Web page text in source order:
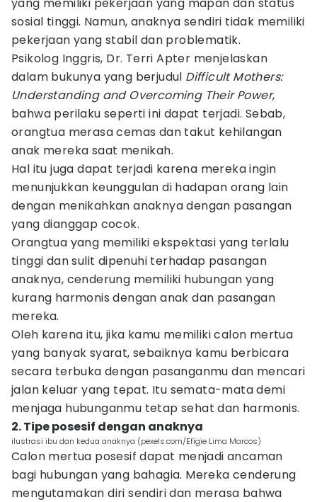
sosial tinggi. Namun, anaknya sendiri tidak memiliki
pekerjaan yang stabil dan problematik.
Psikolog Inggris, Dr. Terri Apter menjelaskan
dalam bukunya yang berjudul Difficult Mothers:
Understanding and Overcoming Their Power,
bahwa perilaku seperti ini dapat terjadi. Sebab,
orangtua merasa cemas dan takut kehilangan
anak mereka saat menikah.
Hal itu juga dapat terjadi karena mereka ingin
menunjukkan keunggulan di hadapan orang lain
dengan menikahkan anaknya dengan pasangan
yang dianggap cocok.
Orangtua yang memiliki ekspektasi yang terlalu
tinggi dan sulit dipenuhi terhadap pasangan
anaknya, cenderung memiliki hubungan yang
kurang harmonis dengan anak dan pasangan
mereka.
Oleh karena itu, jika kamu memiliki calon mertua
yang banyak syarat, sebaiknya kamu berbicara
secara terbuka dengan pasanganmu dan mencari
jalan keluar yang tepat. Itu semata-mata demi
menjaga hubunganmu tetap sehat dan harmonis.
2. Tipe posesif dengan anaknya
ilustrasi ibu dan kedua anaknya (pexels.com/Efigie Lima Marcos)
Calon mertua posesif dapat menjadi ancaman
bagi hubungan yang bahagia. Mereka cenderung
mengutamakan diri sendiri dan merasa bahwa